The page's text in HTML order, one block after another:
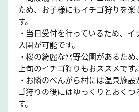
ため、お子様にもイチゴ狩りを楽
す。
・当日受付を行っているため、
入園が可能です。
・桜の綺麗な宮野公園があるた
上旬のイチゴ狩りもおススメです。
・お隣のべんがら村には温泉施
ゴ狩りの後にはゆっくりとおくつ
す。